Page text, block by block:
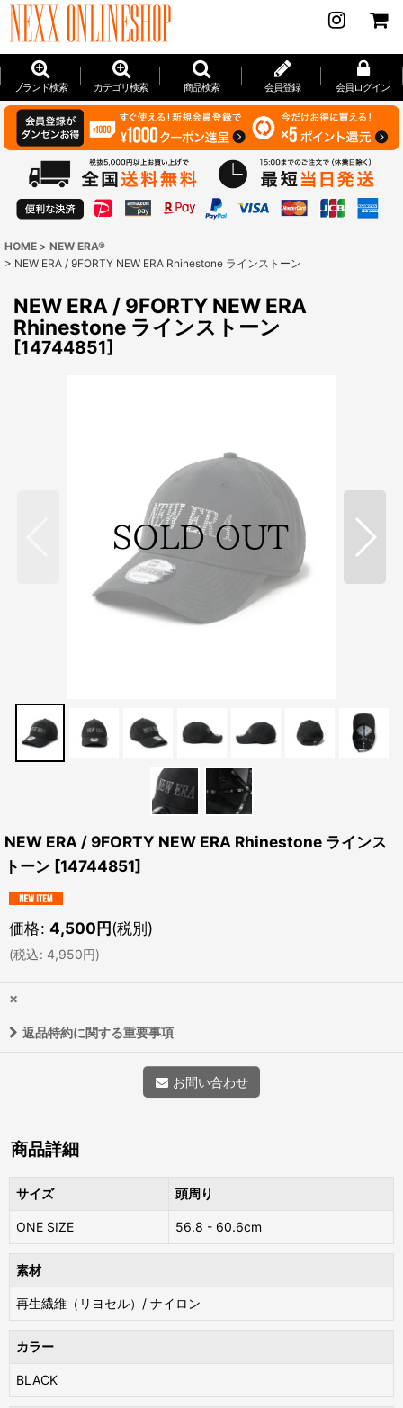
ブランド検索 カテゴリ検索 商品検索 会員登録 会員ログイン
HOME > NEW ERA®
> NEW ERA / 9FORTY NEW ERA Rhinestone ラインストーン
NEW ERA / 9FORTY NEW ERA
Rhinestone ラインストーン
[14744851]
NEW ERA / 9FORTY NEW ERA Rhinestone ラインス
トーン [14744851]
価格: 4,500円(税別)
(税込: 4,950円)
×
返品特約に関する重要事項
お問い合わせ
商品詳細
サイズ 頭周り
ONE SIZE 56.8 - 60.6cm
素材
再生繊維（リヨセル）/ ナイロン
カラー
BLACK